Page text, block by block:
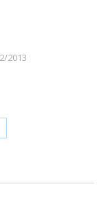
2013